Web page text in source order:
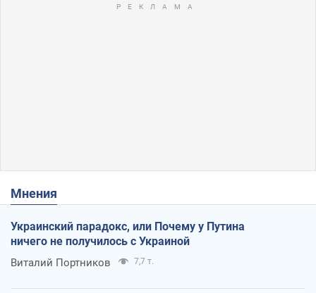
Мнения
Украинский парадокс, или Почему у Путина
ничего не получилось с Украиной
Виталий Портников 7,7 т.